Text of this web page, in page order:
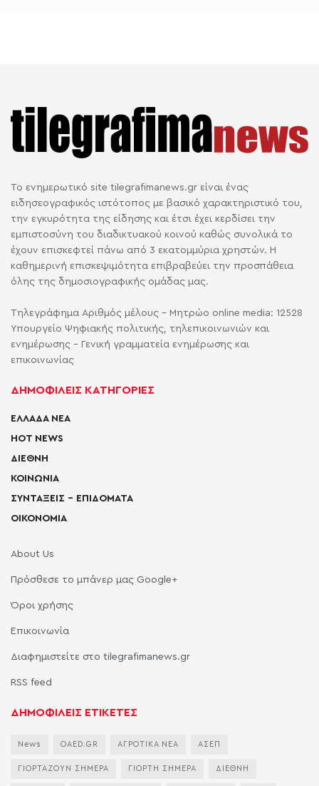
Το ενημερωτικό site tilegrafimanews.gr είναι ένας
ειδησεογραφικός ιστότοπος με βασικό χαρακτηριστικό του,
την εγκυρότητα της είδησης και έτσι έχει κερδίσει την
εμπιστοσύνη του διαδικτυακού κοινού καθώς συνολικά το
έχουν επισκεφτεί πάνω από 3 εκατομμύρια χρηστών. Η
καθημερινή επισκεψιμότητα επιβραβεύει την προσπάθεια
όλης της δημοσιογραφικής ομάδας μας.
Τηλεγράφημα Αριθμός μέλους - Μητρώο online media: 12528
Υπουργείο Ψηφιακής πολιτικής, τηλεπικοινωνιών και
ενημέρωσης - Γενική γραμματεία ενημέρωσης και
επικοινωνίας
ΔΗΜΟΦΙΛΕΙΣ ΚΑΤΗΓΟΡΙΕΣ
ΕΛΛΑΔΑ ΝΕΑ
HOT NEWS
ΔΙΕΘΝΗ
ΚΟΙΝΩΝΙΑ
ΣΥΝΤΑΞΕΙΣ – ΕΠΙΔΟΜΑΤΑ
ΟΙΚΟΝΟΜΙΑ
About Us
Πρόσθεσε το μπάνερ μας Google+
Όροι χρήσης
Επικοινωνία
Διαφημιστείτε στο tilegrafimanews.gr
RSS feed
ΔΗΜΟΦΙΛΕΙΣ ΕΤΙΚΕΤΕΣ
News OAED.GR ΑΓΡΟΤΙΚΑ ΝΕΑ ΑΣΕΠ
ΓΙΟΡΤΑΖΟΥΝ ΣΗΜΕΡΑ ΓΙΟΡΤΗ ΣΗΜΕΡΑ ΔΙΕΘΝΗ